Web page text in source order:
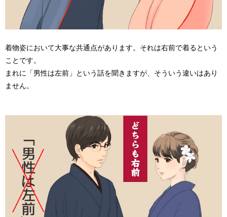
着物姿において大事な共通点があります。それは右前で着るという
ことです。
まれに「男性は左前」という話を聞きますが、そういう違いはあり
ません。